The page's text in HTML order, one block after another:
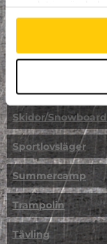
Påsklovsläger
Skidor/Snowboard
Sportlovsläger
Summercamp
Trampolin
Tävling